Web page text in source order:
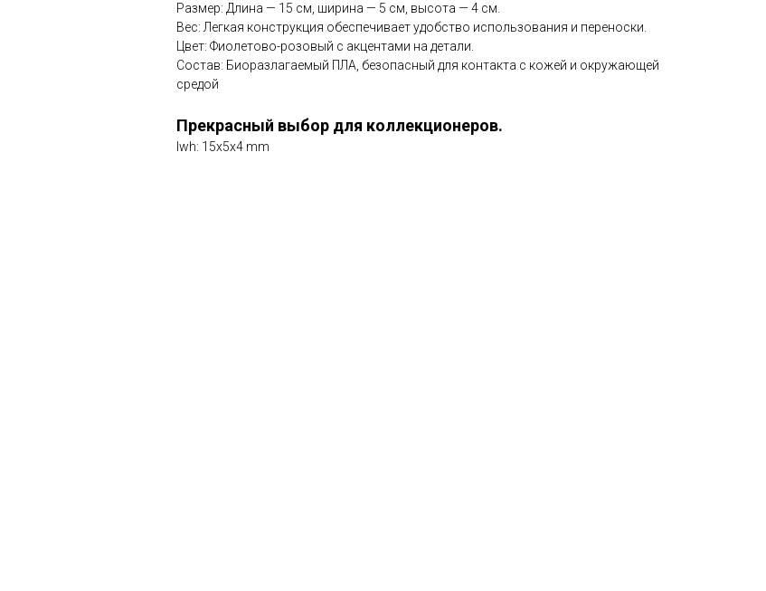
Размер: Длина — 15 см, ширина — 5 см, высота — 4 см.
Вес: Легкая конструкция обеспечивает удобство использования и переноски.
Цвет: Фиолетово-розовый с акцентами на детали.
Состав: Биоразлагаемый ПЛА, безопасный для контакта с кожей и окружающей
средой
Прекрасный выбор для коллекционеров.
lwh: 15x5x4 mm